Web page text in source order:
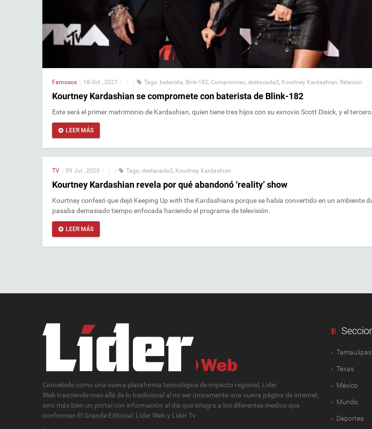
Famosos | 18 Oct , 2021 | | | Tags: baterista Bink-182 Compromiso destacada3 Kourtney Kardashian Relación
Kourtney Kardashian se compromete con baterista de Blink-182
Este será el primer matrimonio de Kardashian, quien tiene tres hijos con su exnovio Scott Disick, y el
LEER MÁS
TV | 09 Jul , 2020 | | | Tags: destacada3 Kourtney Kardashian
Kourtney Kardashian revela por qué abandonó ‘reality’ show
Kourtney confesó que dejó Keeping Up with the Kardashians porque se había convertido en un ambiente
pasaba demasiado tiempo enfocada haciendo el programa de televisión.
LEER MÁS
Concebido como una nueva plataforma tecnológica de impacto regional, Lider
Web trasciende más allá de lo tradicional al no ser únicamente una nueva página de internet,
sino más bien un portal con información al día que integra a los diferentes medios que
conforman El Grande Editorial: Líder Web y Líder Tv
Tamaulipas
Texas
México
Mundo
Deportes